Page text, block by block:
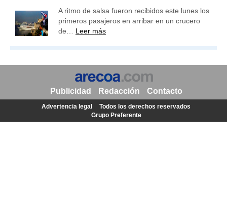
A ritmo de salsa fueron recibidos este lunes los
primeros pasajeros en arribar en un crucero
de… Leer más
Publicidad Redacción Contacto
Advertencia legal
Todos los derechos reservados
Grupo Preferente